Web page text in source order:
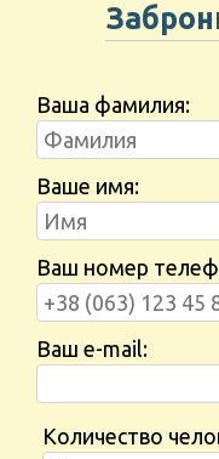
Ваша фамилия:
Ваше имя:
Ваш номер
Ваш e-mail:
Количество